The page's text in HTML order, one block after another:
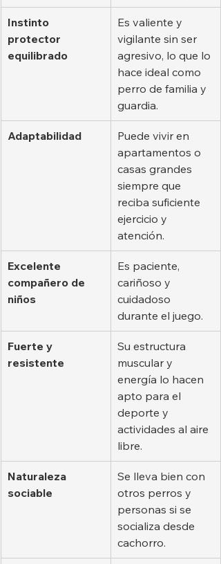
Instinto
protector
equilibrado
Es valiente y
vigilante sin ser
agresivo, lo que lo
hace ideal como
perro de familia y
guardia.
Adaptabilidad
Puede vivir en
apartamentos o
casas grandes
siempre que
reciba suficiente
ejercicio y
atención.
Excelente
compañero de
niños
Es paciente,
cariñoso y
cuidadoso
durante el juego.
Fuerte y
resistente
Su estructura
muscular y
energía lo hacen
apto para el
deporte y
actividades al aire
libre.
Naturaleza
sociable
Se lleva bien con
otros perros y
personas si se
socializa desde
cachorro.